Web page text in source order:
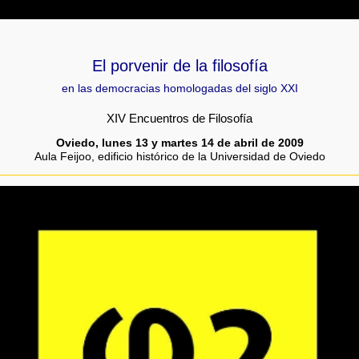
El porvenir de la filosofía
en las democracias homologadas del siglo XXI
XIV Encuentros de Filosofía
Oviedo, lunes 13 y martes 14 de abril de 2009
Aula Feijoo, edificio histórico de la Universidad de Oviedo